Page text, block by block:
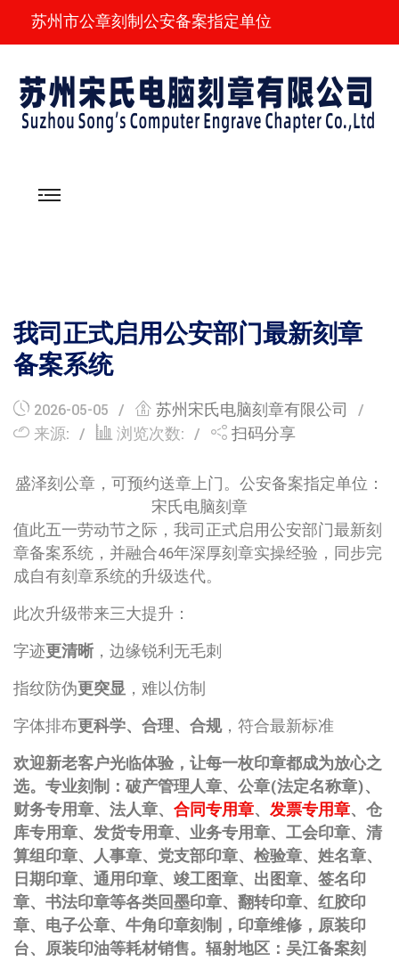
苏州市公章刻制公安备案指定单位
我司正式启用公安部门最新刻章
备案系统
2026-05-05
苏州宋氏电脑刻章有限公司
来源:
浏览次数: 扫码分享
盛泽刻公章，可预约送章上门。公安备案指定单位：
宋氏电脑刻章
值此五一劳动节之际，我司正式启用公安部门最新刻
章备案系统，并融合46年深厚刻章实操经验，同步完
成自有刻章系统的升级迭代。
此次升级带来三大提升：
字迹更清晰 ，边缘锐利无毛刺
指纹防伪更突显 ，难以仿制
字体排布更科学、合理、合规，符合最新标准
欢迎新老客户光临体验，让每一枚印章都成为放心之
选。 专业刻制：破产管理人章、公章(法定名称章)、
财务专用章、法人章、 合同专用章、 发票专用章、仓
库专用章、发货专用章、业务专用章、工会印章、清
算组印章、人事章、党支部印章、检验章、姓名章、
日期印章、通用印章、竣工图章、出图章、签名印
章、书法印章等各类回墨印章、翻转印章、红胶印
章、电子公章、牛角印章刻制，印章维修，原装印
台、原装印油等耗材销售。 辐射地区：吴江备案刻